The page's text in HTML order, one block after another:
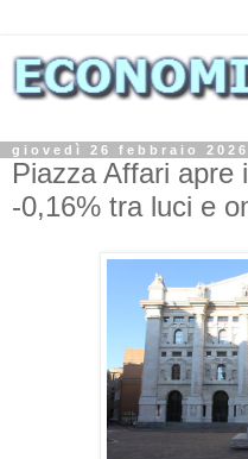
giovedì 26 febbraio 2026
Piazza Affari apre
-0,16% tra luci e